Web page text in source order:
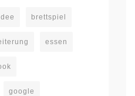
brettspiel
essen
google